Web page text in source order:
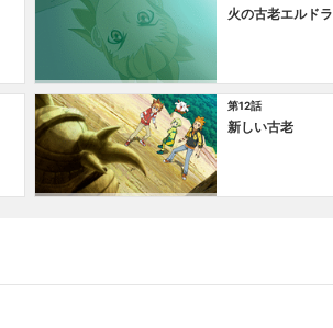
火の古老エルドラ
第12話
新しい古老